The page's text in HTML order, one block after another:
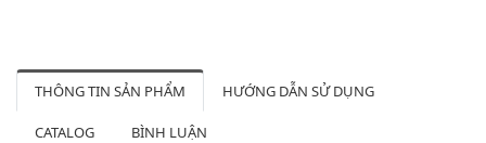
THÔNG TIN SẢN PHẨM HƯỚNG DẪN SỬ DỤNG
CATALOG BÌNH LUẬN